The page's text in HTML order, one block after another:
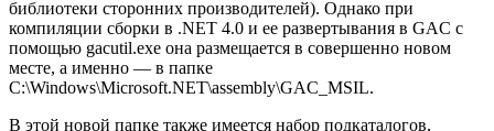
библиотеки сторонних производителей). Однако при
компиляции сборки в .NET 4.0 и ее развертывания в GAC с
помощью gacutil.ехе она размещается в совершенно новом
месте, а именно — в папке
С:\Windows\Microsoft.NET\assembly\GAC_MSIL.
В этой новой папке также имеется набор подкаталогов,